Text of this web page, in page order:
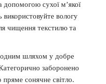
допомогою сухої м’якої
вологу
чищення текстилю та
шляхом у добре
заборонено
пряме сонячне світло.